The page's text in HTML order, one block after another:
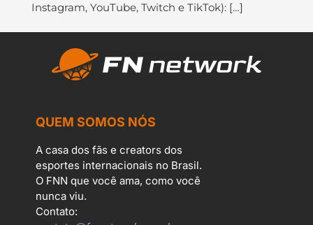
Instagram, YouTube, Twitch e TikTok): […]
QUEM SOMOS NÓS
A casa dos fãs e creators dos
esportes internacionais no Brasil.
O FNN que você ama, como você
nunca viu.
Contato: